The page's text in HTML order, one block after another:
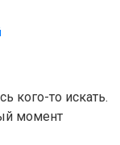
кого-то искать.
момент